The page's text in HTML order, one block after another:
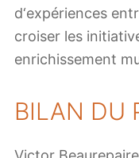
d‘expériences
croiser les
enrichissement
BILAN DU